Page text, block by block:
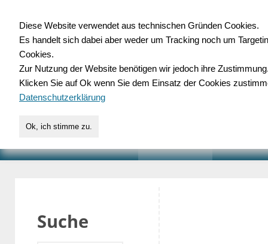
für Handwerk,
Suche
Diese Website verwendet aus technischen Gründen Cookies.
Es handelt sich dabei aber weder um Tracking noch um
Cookies.
Zur Nutzung der Website benötigen wir jedoch ihre
Klicken Sie auf Ok wenn Sie dem Einsatz der Cookies
Datenschutzerklärung
Ok, ich stimme zu.